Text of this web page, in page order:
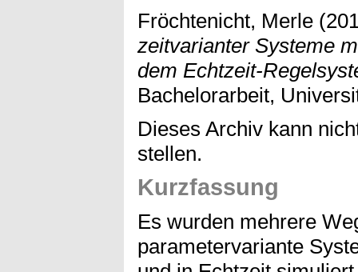
Fröchtenicht, Merle
zeitvarianter Systeme
dem Echtzeit-
Bachelorarbeit,
Dieses Archiv kann
stellen.
Kurzfassung
Es wurden mehrere
parametervariante